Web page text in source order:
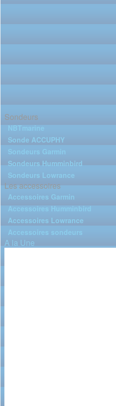
Sondeurs
NBTmarine
Sonde ACCUPHY
Sondeurs Garmin
Sondeurs Humminbird
Sondeurs Lowrance
Les accessoires
Accessoires Garmin
Accessoires Humminbird
Accessoires Lowrance
Accessoires sondeurs
A la Une